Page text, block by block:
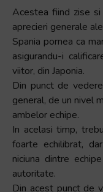
Acestea fiind zise si
aprecieri generale
Spania pornea ca
asigurandu-i
viitor, din Japonia.
Din punct de
general, de un nivel
ambelor echipe.
In acelasi timp,
foarte echilibrat,
niciuna dintre
autoritate.
Din acest punct de